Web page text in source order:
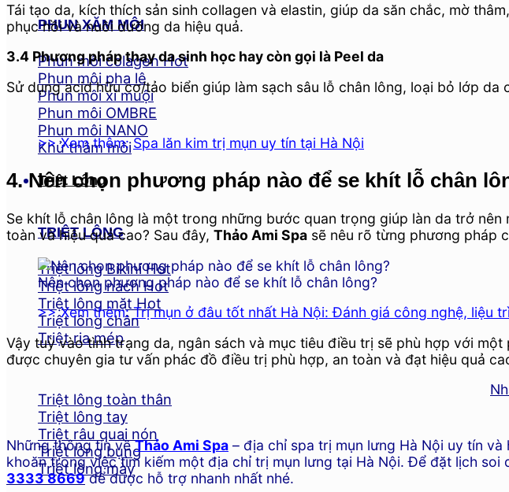
PHUN XĂM MÔI
Phun môi colagen
Phun môi pha lê
Phun môi xí muội
Phun môi OMBRE
Phun môi NANO
Khử thâm môi
Triệt Lông
TRIỆT LÔNG
Triệt lông Bikini
Triệt lông nách
Triệt lông mặt
Triệt lông chân
Triệt ria mép
Triệt lông toàn thân
Triệt lông tay
Triệt râu quai nón
Triệt lông bụng
Triệt lông mày
Tái tạo da, kích thích sản sinh collagen và elastin, giúp da săn chắc, mờ
phục hồi và nuôi dưỡng da hiệu quả.
3.4 Phương pháp thay da sinh học hay còn gọi là Peel da
Sử dụng acid hữu cơ/tảo biển giúp làm sạch sâu lỗ chân lông, loại bỏ lớp
>> Xem thêm:Spa lăn kim trị mụn uy tín tại Hà Nội
4. Nên chọn phương pháp nào để se khít lỗ chân
Se khít lỗ chân lông là một trong những bước quan trọng giúp làn da trở
toàn và hiệu quả cao? Sau đây, Thảo Ami Spa sẽ nêu rõ từng phương pháp
Nên chọn phương pháp nào để se khít lỗ chân lông?
>> Xem thêm:Trị mụn ở đâu tốt nhất Hà Nội: Đánh giá công nghệ, liệu
Vậy tuỳ vào tình trạng da, ngân sách và mục tiêu điều trị sẽ phù hợp với
được chuyên gia tư vấn phác đồ điều trị phù hợp, an toàn và đạt hiệu quả
Những thông tin vềThảo Ami Spa – địa chỉ spa trị mụn lưng Hà Nội uy tín
khoăn trong việc tìm kiếm một địa chỉ trị mụn lưng tại Hà Nội. Để đặt lịch
3333 8669để được hỗ trợ nhanh nhất nhé.